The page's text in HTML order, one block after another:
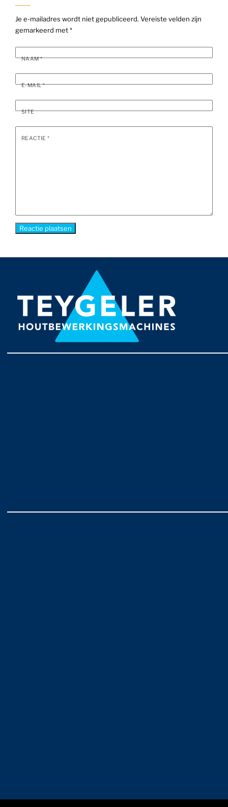
Je e-mailadres wordt niet gepubliceerd. Vereiste velden zijn
gemarkeerd met*
NAAM*
E-MAIL*
SITE
REACTIE*